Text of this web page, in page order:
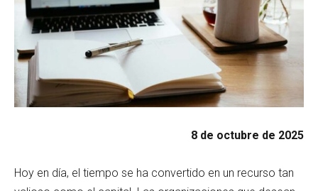
8 de octubre de 2025
Hoy en día, el tiempo se ha convertido en un recurso tan